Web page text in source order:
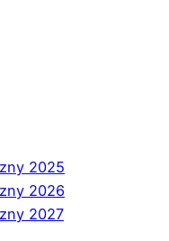
2025
2026
2027